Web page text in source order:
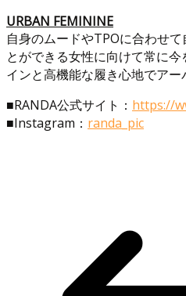
URBAN FEMININE
自身のムードやTPOに合わせ
とができる女性に向けて常に
インと高機能な履き心地でア
■RANDA公式サイト： https://
■Instagram： randa_pic